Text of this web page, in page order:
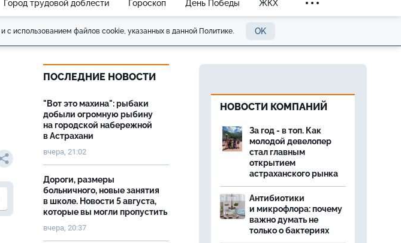
Город трудовой доблести Гороскоп День Победы ЖКХ
и с использованием файлов cookie, указанных в данной Политике. OK
ПОСЛЕДНИЕ НОВОСТИ
"Вот это махина": рыбаки
добыли огромную рыбину
на городской набережной
в Астрахани
вчера, 21:02
Дороги, размеры
больничного, новые занятия
в школе. Новости 5 августа,
которые вы могли пропустить
вчера, 20:37
НОВОСТИ КОМПАНИЙ
За год - в топ. Как
молодой девелопер
стал главным
открытием
астраханского рынка
Антибиотики
и микрофлора: почему
важно думать не
только о бактериях